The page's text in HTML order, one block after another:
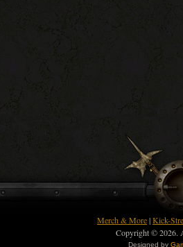
Merch & More|Kick-
Copyright © 2026.
Designed by